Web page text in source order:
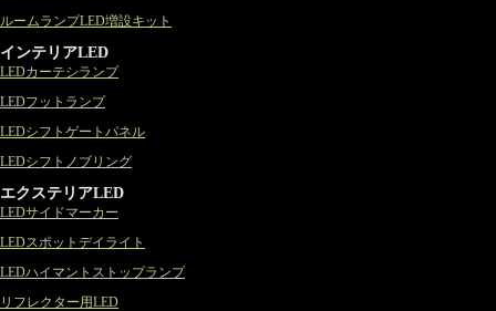
ルームランプLED増設キット
インテリアLED
LEDカーテシランプ
LEDフットランプ
LEDシフトゲートパネル
LEDシフトノブリング
エクステリアLED
LEDサイドマーカー
LEDスポットデイライト
LEDハイマントストップランプ
リフレクター用LED